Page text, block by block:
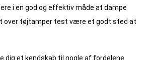
i en god og effektiv måde at dampe
over tøjtamper test være et godt sted at
dig et kendskab til nogle af fordelene